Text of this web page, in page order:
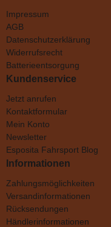
Impressum
AGB
Datenschutzerklärung
Widerrufsrecht
Batterieentsorgung
Kundenservice
Jetzt anrufen
Kontaktformular
Mein Konto
Newsletter
Esposita Fahrsport Blog
Informationen
Zahlungsmöglichkeiten
Versandinformationen
Rücksendungen
Händlerinformationen